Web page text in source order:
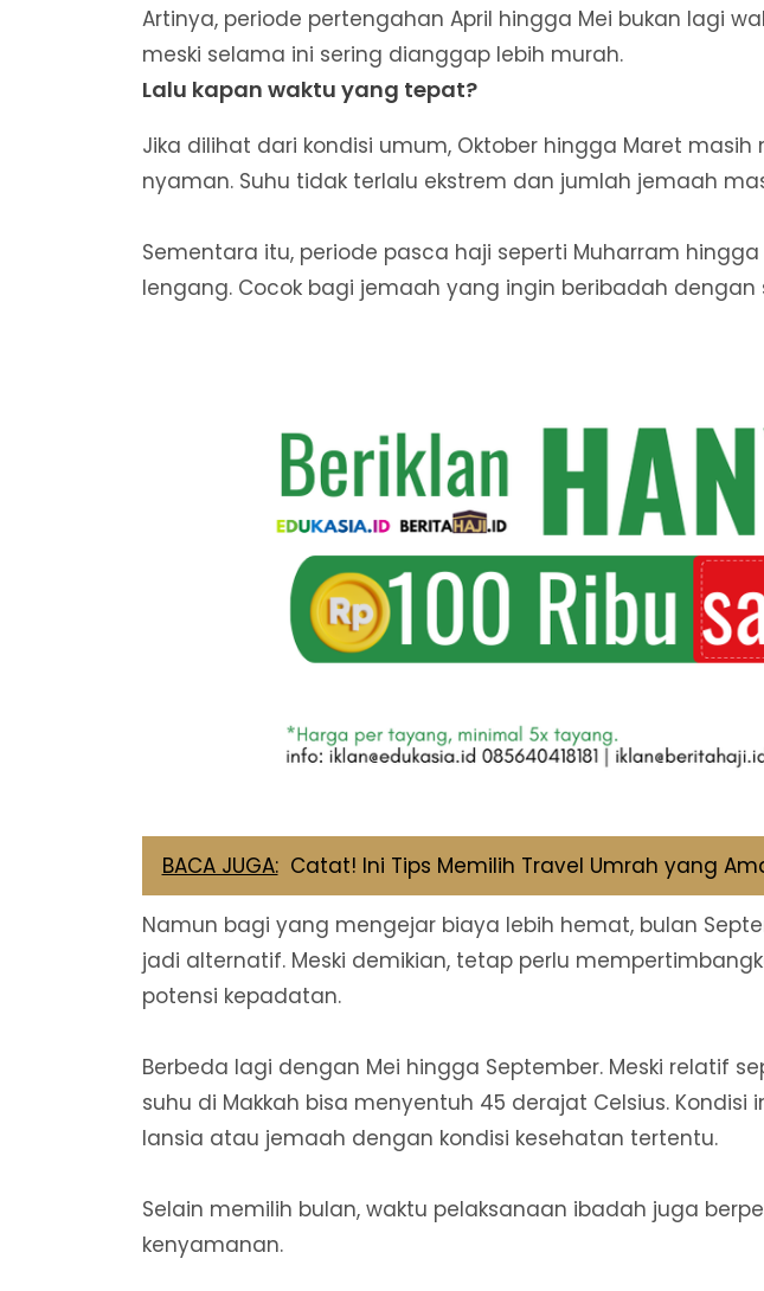
Artinya, periode pertengahan April hingga Mei bukan lagi
meski selama ini sering dianggap lebih murah.
Lalu kapan waktu yang tepat?
Jika dilihat dari kondisi umum, Oktober hingga Maret
nyaman. Suhu tidak terlalu ekstrem dan jumlah jemaah
Sementara itu, periode pasca haji seperti Muharram
lengang. Cocok bagi jemaah yang ingin beribadah dengan
BACA JUGA: Catat! Ini Tips Memilih Travel Umrah yang
Namun bagi yang mengejar biaya lebih hemat, bulan
jadi alternatif. Meski demikian, tetap perlu
potensi kepadatan.
Berbeda lagi dengan Mei hingga September. Meski relatif
suhu di Makkah bisa menyentuh 45 derajat Celsius. Kondisi
lansia atau jemaah dengan kondisi kesehatan tertentu.
Selain memilih bulan, waktu pelaksanaan ibadah juga
kenyamanan.